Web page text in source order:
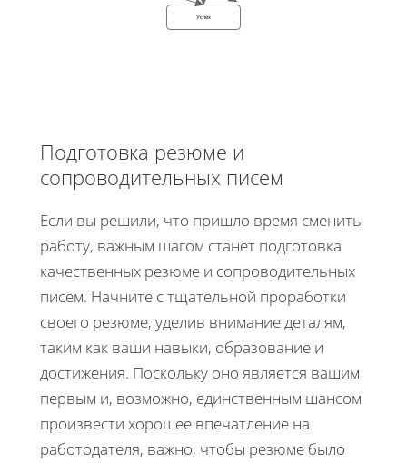
Успех
Подготовка резюме и
сопроводительных писем
Если вы решили, что пришло время сменить
работу, важным шагом станет подготовка
качественных резюме и сопроводительных
писем. Начните с тщательной проработки
своего резюме, уделив внимание деталям,
таким как ваши навыки, образование и
достижения. Поскольку оно является вашим
первым и, возможно, единственным шансом
произвести хорошее впечатление на
работодателя, важно, чтобы резюме было